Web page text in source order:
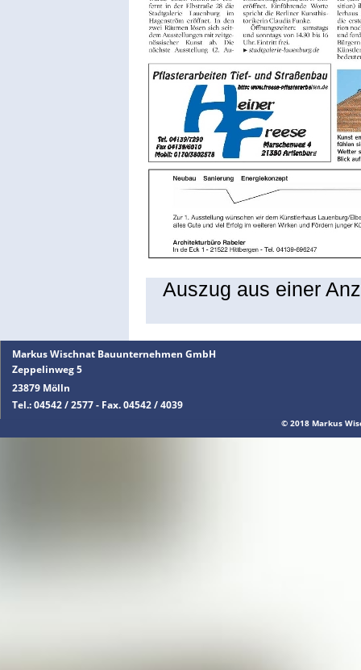
Auszug aus einer
Markus Wischnat Bauunternehmen GmbH
23879 Mölln
Zeppelinweg 5
Tel.: 04542 / 2577 - Fax. 04542 / 4039
© 2018 Markus